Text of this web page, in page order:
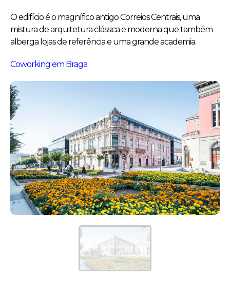
O edifício é o magnífico antigo Correios Centrais, uma
mistura de arquitetura clássica e moderna que também
alberga lojas de referência e uma grande academia.
Coworking em Braga